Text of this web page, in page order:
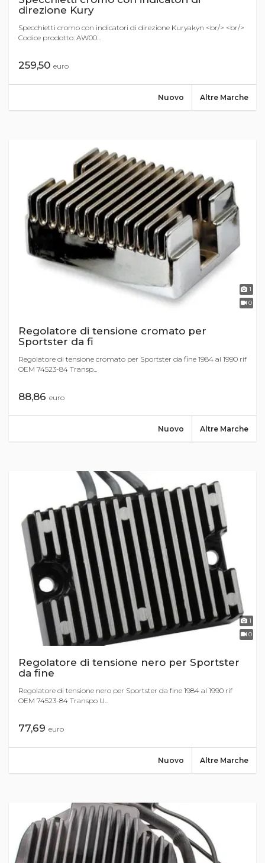
direzione Kury
Specchietti cromo con indicatori di direzione Kuryakyn <br/> <br/>
Codice prodotto: AW00...
259,50 euro
Altre Marche
Nuovo
1
0
Regolatore di tensione cromato per
Sportster da fi
Regolatore di tensione cromato per Sportster da fine 1984 al 1990 rif
OEM 74523-84 Transp...
88,86 euro
Altre Marche
Nuovo
1
0
Regolatore di tensione nero per Sportster
da fine
Regolatore di tensione nero per Sportster da fine 1984 al 1990 rif
OEM 74523-84 Transpo U...
77,69 euro
Altre Marche
Nuovo